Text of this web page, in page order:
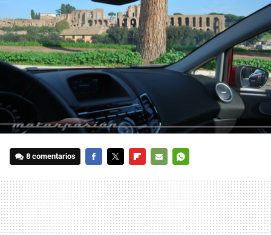
8 comentarios
MAIL